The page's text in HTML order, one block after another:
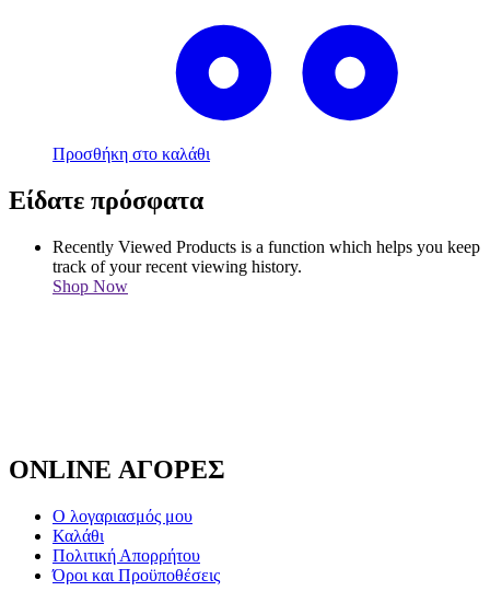
Προσθήκη στο καλάθι
Είδατε πρόσφατα
Recently Viewed Products is a function which helps you keep
track of your recent viewing history.
Shop Now
ONLINE ΑΓΟΡΕΣ
Ο λογαριασμός μου
Καλάθι
Πολιτική Απορρήτου
Όροι και Προϋποθέσεις